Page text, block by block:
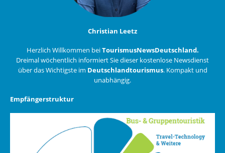
Christian Leetz
Herzlich Willkommen beiTourismusNewsDeutschland.
Dreimal wöchentlich informiert Sie dieser kostenlose Newsdienst
über das Wichtigste im Deutschlandtourismus. Kompakt und
unabhängig.
Empfängerstruktur